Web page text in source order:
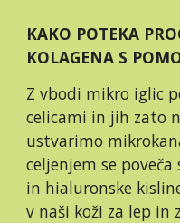
KAKO POTEKA
KOLAGENA S
Z vbodi mikro iglic
celicami in jih zato
ustvarimo
celjenjem se
in hialuronske
v naši koži za lep in